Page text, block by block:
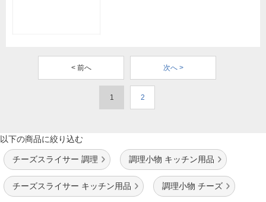
< 前へ 次へ >
1 2
以下の商品に絞り込む
チーズスライサー 調理 調理小物 キッチン用品
チーズスライサー キッチン用品 調理小物 チーズ